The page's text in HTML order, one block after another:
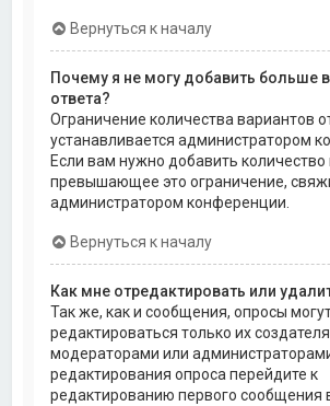
Вернуться к началу
Почему я не могу добавить больше
ответа?
Ограничение количества вариантов
устанавливается администратором
Если вам нужно добавить количество
превышающее это ограничение,
администратором конференции.
Вернуться к началу
Как мне отредактировать или
Так же, как и сообщения, опросы
редактироваться только их
модераторами или
редактирования опроса перейдите к
редактированию первого сообщения